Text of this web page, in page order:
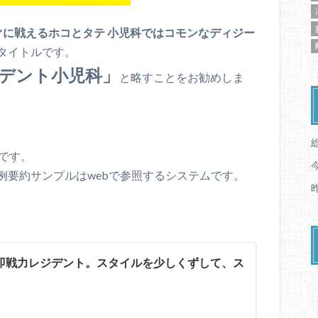
戦えるホコとタテ 小児科ではコモンなディジー
トルです。
ント小児科」 と略すことをお勧めしま
す。
約サンプルはwebで参照するシステムです。
戦力レジデント。スタイルを少しくずして、ス